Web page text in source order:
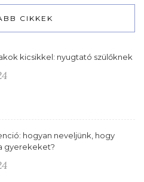
CIKKEK
kicsikkel: nyugtató szülőknek
hogyan neveljünk, hogy
gyerekeket?